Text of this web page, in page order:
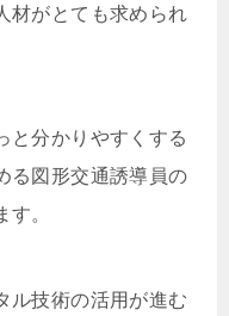
材がとても求められ
と分かりやすくする
る図形交通誘導員の
。
ル技術の活用が進む